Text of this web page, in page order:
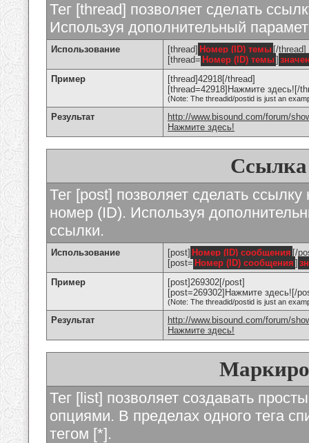
Тег [thread] позволяет сделать
Используя дополнительный
Использование [thread] Номер (ID) темы [/thread]
[thread= Номер (ID) темы]
Пример
[thread]42918[/thread]
[thread=42918]Нажмите здесь![/
(Note: The threadid/postid is just an
Результат
http://www.bisound.com/forum/
Нажмите здесь!
Ссылка
Тег [post] позволяет сделать
номер (ID). Используя
ссылки.
Использование [post] Номер (ID) сообщения [/
[post= Номер (ID) сообщения ]
Пример
[post]269302[/post]
[post=269302]Нажмите здесь![/
(Note: The threadid/postid is just an
Результат
http://www.bisound.com/forum/
Нажмите здесь!
Тег [list] позволяет создавать
опциями. В пределах одного тега
тегом [*].